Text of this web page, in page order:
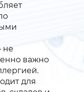
не
важно
для